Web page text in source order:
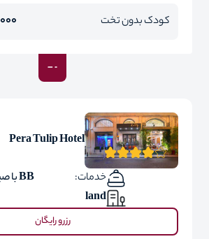
کودک بدون تخت
Pera Tulip Hotel
خدمات:
BB با صبحانه
land
رزرو رایگان